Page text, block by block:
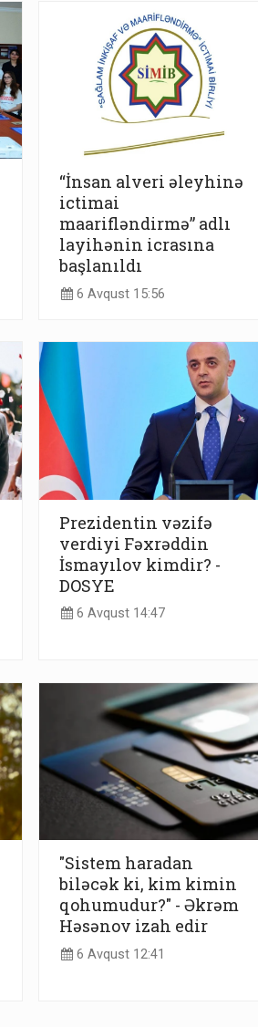
6 Avqust 17:17
“İnsan alveri əleyhinə
ictimai
maarifləndirmə” adlı
layihənin icrasına
başlanıldı
6 Avqust 15:56
Prezidentin vəzifə
verdiyi Fəxrəddin
İsmayılov kimdir? -
DOSYE
6 Avqust 14:47
"Sistem haradan
biləcək ki, kim kimin
qohumudur?" - Əkrəm
Həsənov izah edir
6 Avqust 12:41